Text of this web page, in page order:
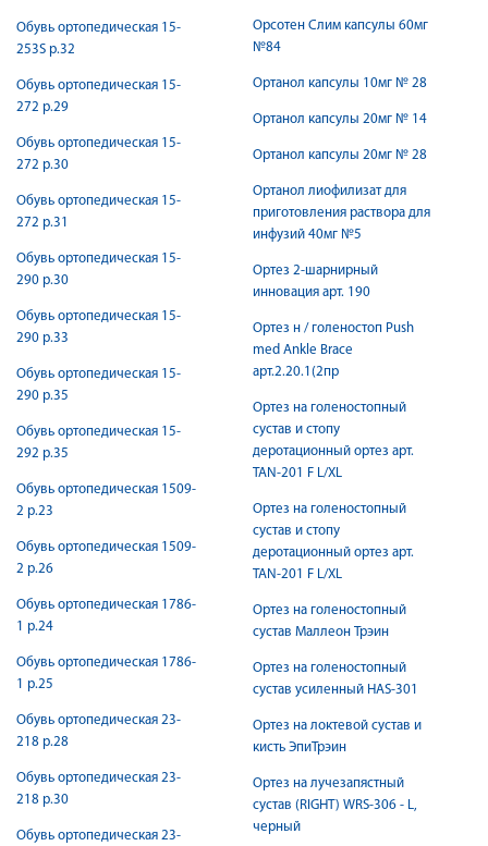
Обувь ортопедическая 15-
253S р.32
Обувь ортопедическая 15-
272 р.29
Обувь ортопедическая 15-
272 р.30
Обувь ортопедическая 15-
272 р.31
Обувь ортопедическая 15-
290 р.30
Обувь ортопедическая 15-
290 р.33
Обувь ортопедическая 15-
290 р.35
Обувь ортопедическая 15-
292 р.35
Обувь ортопедическая 1509-
2 р.23
Обувь ортопедическая 1509-
2 р.26
Обувь ортопедическая 1786-
1 р.24
Обувь ортопедическая 1786-
1 р.25
Обувь ортопедическая 23-
218 р.28
Обувь ортопедическая 23-
218 р.30
Обувь ортопедическая 23-
Орсотен Слим капсулы 60мг
№84
Ортанол капсулы 10мг № 28
Ортанол капсулы 20мг № 14
Ортанол капсулы 20мг № 28
Ортанол лиофилизат для
приготовления раствора для
инфузий 40мг №5
Ортез 2-шарнирный
инновация арт. 190
Ортез н / голеностоп Push
med Ankle Brace
арт.2.20.1(2пр
Ортез на голеностопный
сустав и стопу
деротационный ортез арт.
TAN-201 F L/XL
Ортез на голеностопный
сустав и стопу
деротационный ортез арт.
TAN-201 F L/XL
Ортез на голеностопный
сустав Маллеон Трэин
Ортез на голеностопный
сустав усиленный HAS-301
Ортез на локтевой сустав и
кисть ЭпиТрэин
Ортез на лучезапястный
сустав (RIGHT) WRS-306 - L,
черный